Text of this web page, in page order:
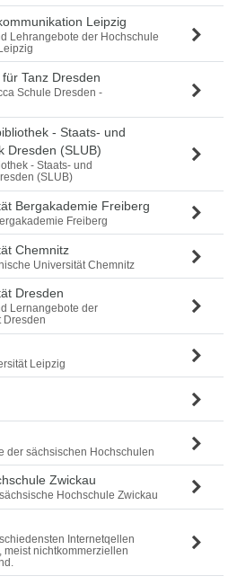
Leipzig
Lehrangebote der Hochschule
Tanz Dresden
Schule Dresden -
- Staats- und
Dresden (SLUB)
- Staats- und
(SLUB)
Bergakademie Freiberg
Freiberg
Chemnitz
Universität Chemnitz
Dresden
Lernangebote der
Dresden
Leipzig
der sächsischen Hochschulen
Zwickau
Hochschule Zwickau
Internetqellen
meist nichtkommerziellen